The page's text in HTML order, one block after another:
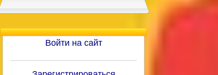
Войти на сайт